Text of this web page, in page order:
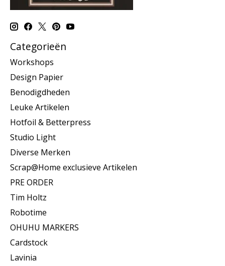
Categorieën
Workshops
Design Papier
Benodigdheden
Leuke Artikelen
Hotfoil & Betterpress
Studio Light
Diverse Merken
Scrap@Home exclusieve Artikelen
PRE ORDER
Tim Holtz
Robotime
OHUHU MARKERS
Cardstock
Lavinia